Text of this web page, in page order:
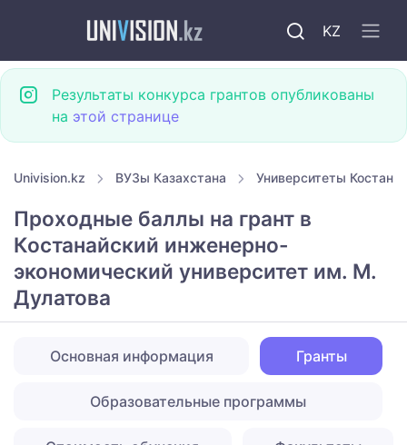
KZ
Результаты конкурса грантов опубликованы
на этой странице
Univision.kz ВУЗы Казахстана Университеты Костаная
Проходные баллы на грант в
Костанайский инженерно-
экономический университет им. М.
Дулатова
Основная информация Гранты
Образовательные программы